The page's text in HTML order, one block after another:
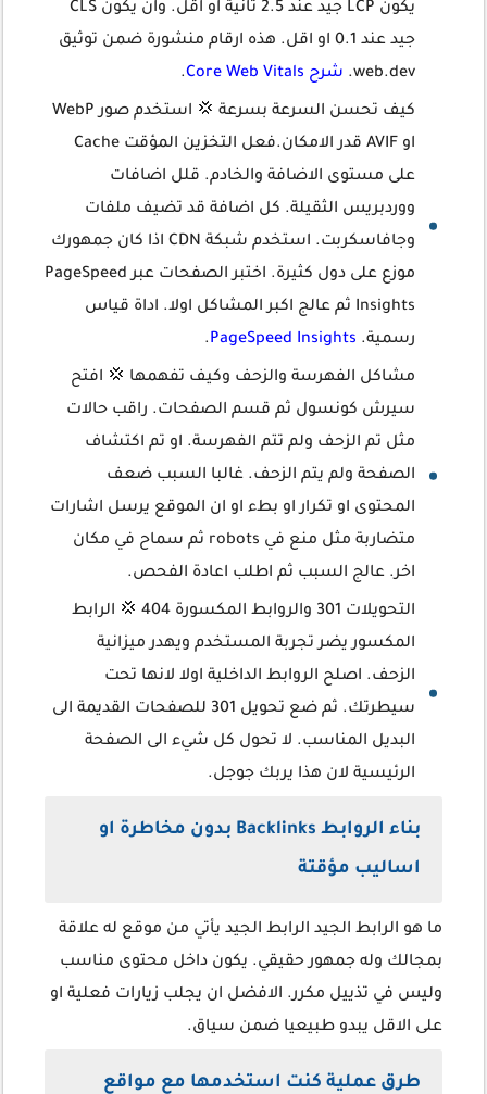
يكون LCP جيد عند 2.5 ثانية او اقل. وان يكون CLS
جيد عند 0.1 او اقل. هذه ارقام منشورة ضمن توثيق
web.dev.
شرح Core Web Vitals .
كيف تحسن السرعة بسرعة 💢 استخدم صور WebP
او AVIF قدر الامكان.فعل التخزين المؤقت Cache
على مستوى الاضافة والخادم. قلل اضافات
ووردبريس الثقيلة. كل اضافة قد تضيف ملفات
وجافاسكربت. استخدم شبكة CDN اذا كان جمهورك
موزع على دول كثيرة. اختبر الصفحات عبر PageSpeed
Insights ثم عالج اكبر المشاكل اولا. اداة قياس
رسمية. PageSpeed Insights
.
مشاكل الفهرسة والزحف وكيف تفهمها 💢 افتح
سيرش كونسول ثم قسم الصفحات. راقب حالات
مثل تم الزحف ولم تتم الفهرسة. او تم اكتشاف
الصفحة ولم يتم الزحف. غالبا السبب ضعف
المحتوى او تكرار او بطء او ان الموقع يرسل اشارات
متضاربة مثل منع في robots ثم سماح في مكان
اخر. عالج السبب ثم اطلب اعادة الفحص.
التحويلات 301 والروابط المكسورة 404 💢 الرابط
المكسور يضر تجربة المستخدم ويهدر ميزانية
الزحف. اصلح الروابط الداخلية اولا لانها تحت
سيطرتك. ثم ضع تحويل 301 للصفحات القديمة الى
البديل المناسب. لا تحول كل شيء الى الصفحة
الرئيسية لان هذا يربك جوجل.
بناء الروابط Backlinks بدون مخاطرة او
اساليب مؤقتة
ما هو الرابط الجيد الرابط الجيد يأتي من موقع له علاقة
بمجالك وله جمهور حقيقي. يكون داخل محتوى مناسب
وليس في تذييل مكرر. الافضل ان يجلب زيارات فعلية او
على الاقل يبدو طبيعيا ضمن سياق.
طرق عملية كنت استخدمها مع مواقع